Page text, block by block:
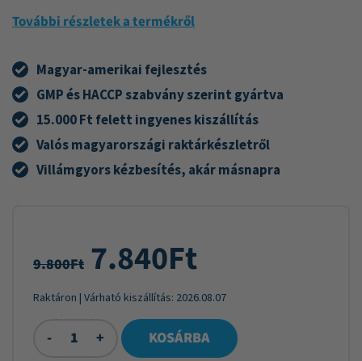
További részletek a termékről
Magyar-amerikai fejlesztés
GMP és HACCP szabvány szerint gyártva
15.000 Ft felett ingyenes kiszállítás
Valós magyarországi raktárkészletről
Villámgyors kézbesítés, akár másnapra
9.800Ft 7.840Ft
Raktáron | Várható kiszállítás: 2026.08.07
- + KOSÁRBA